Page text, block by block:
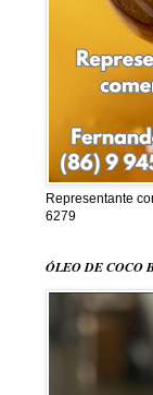
Representante
6279
ÓLEO DE COCO